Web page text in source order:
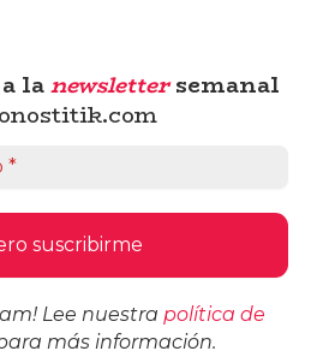
lanewslettersemanal
Lee nuestra política de
más información.